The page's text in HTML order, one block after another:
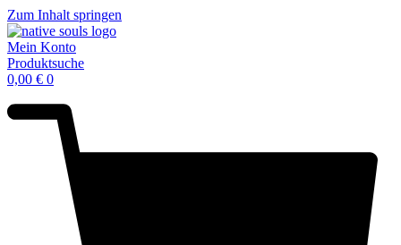
Zum Inhalt springen
Mein Konto
Produktsuche
0,00 € 0